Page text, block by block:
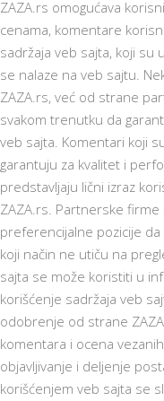
ZAZA.rs omogućava
cenama, komentare
sadržaja veb sajta, koji su
se nalaze na veb sajtu.
ZAZA.rs, već od strane
svakom trenutku da
veb sajta. Komentari koji
garantuju za kvalitet i
predstavljaju lični izraz
ZAZA.rs. Partnerske
preferencijalne pozicije
koji način ne utiču na
sajta se može koristiti u
korišćenje sadržaja veb
odobrenje od strane
komentara i ocena
objavljivanje i deljenje
korišćenjem veb sajta se